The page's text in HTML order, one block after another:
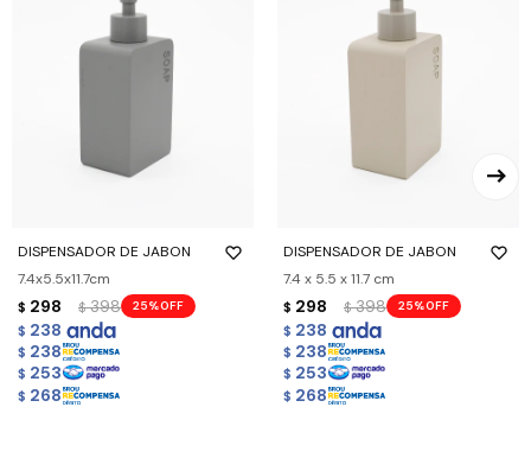
DISPENSADOR DE JABON
7.4x5.5x11.7cm
$ 298 $ 398 25
$ 238
$ 238
$ 253
$ 268
DISPENSADOR DE JABON
7.4 x 5.5 x 11.7 cm
$ 298 $ 398 25
$ 238
$ 238
$ 253
$ 268